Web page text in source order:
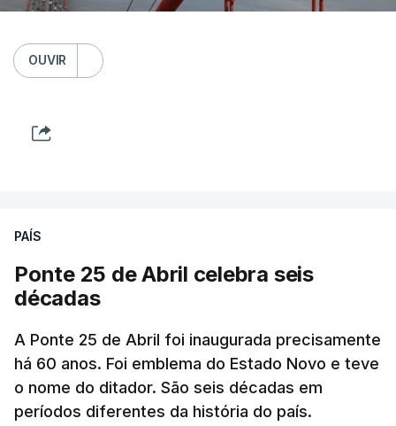
OUVIR
PAÍS
Ponte 25 de Abril celebra seis
décadas
A Ponte 25 de Abril foi inaugurada precisamente
há 60 anos. Foi emblema do Estado Novo e teve
o nome do ditador. São seis décadas em
períodos diferentes da história do país.